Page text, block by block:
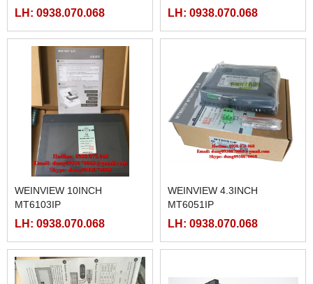
TK6071IP / TK6071IQ
LH: 0938.070.068 LH: 0938.070.068
WEINVIEW 10INCH
MT6103IP
LH: 0938.070.068
WEINVIEW 4.3INCH
MT6051IP
LH: 0938.070.068